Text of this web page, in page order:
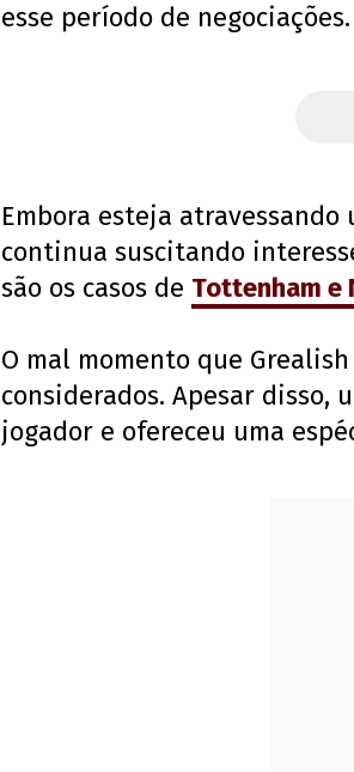
esse período de negociações.
Embora esteja
continua suscitando
são os casos de Tottenham e
O mal momento que
considerados. Apesar disso,
jogador e ofereceu uma